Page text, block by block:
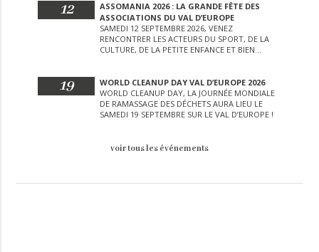
12
ASSOMANIA 2026 : LA GRANDE FÊTE DES
ASSOCIATIONS DU VAL D’EUROPE
SAMEDI 12 SEPTEMBRE 2026, VENEZ
RENCONTRER LES ACTEURS DU SPORT, DE LA
CULTURE, DE LA PETITE ENFANCE ET BIEN
19
WORLD CLEANUP DAY VAL D’EUROPE 2026
WORLD CLEANUP DAY, LA JOURNÉE MONDIALE
DE RAMASSAGE DES DÉCHETS AURA LIEU LE
SAMEDI 19 SEPTEMBRE SUR LE VAL D’EUROPE !
voir tous les événements